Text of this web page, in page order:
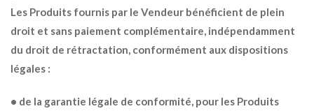
Les Produits fournis par le Vendeur bénéficient de plein
droit et sans paiement complémentaire, indépendamment
du droit de rétractation, conformément aux dispositions
légales :
• de la garantie légale de conformité, pour les Produits